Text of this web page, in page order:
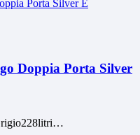
Doppia Porta Silver